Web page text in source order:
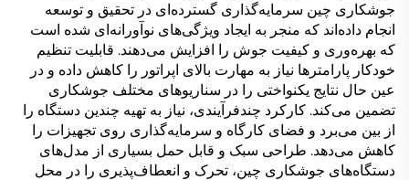
جوشکاری چین سرمایه‌گذاری گسترده‌ای در تحقیق و توسعه
انجام داده‌اند که منجر به ایجاد ویژگی‌های نوآورانه‌ای شده است
که بهره‌وری و کیفیت جوش را افزایش می‌دهند. قابلیت تنظیم
خودکار پارامترها نیاز به مهارت بالای اپراتور را کاهش داده و در
عین حال نتایج یکنواختی را در سناریوهای مختلف جوشکاری
تضمین می‌کند. کارکرد چندفرآیندی، نیاز به تهیه چندین دستگاه را
از بین می‌برد و فضای کارگاه و سرمایه‌گذاری روی تجهیزات را
کاهش می‌دهد. طراحی سبک و قابل حمل بسیاری از مدل‌های
دستگاه‌های جوشکاری چین، تحرک و انعطاف‌پذیری را در محل